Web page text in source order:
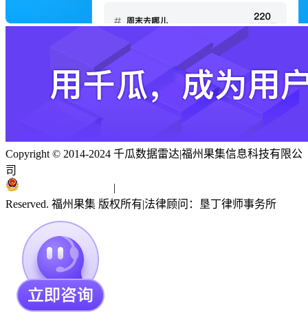
Copyright © 2014-2024 千瓜数据雷达|福州果集信息科技有限公
司
|
Reserved. 福州果集 版权所有|法律顾问：垦丁律师事务所